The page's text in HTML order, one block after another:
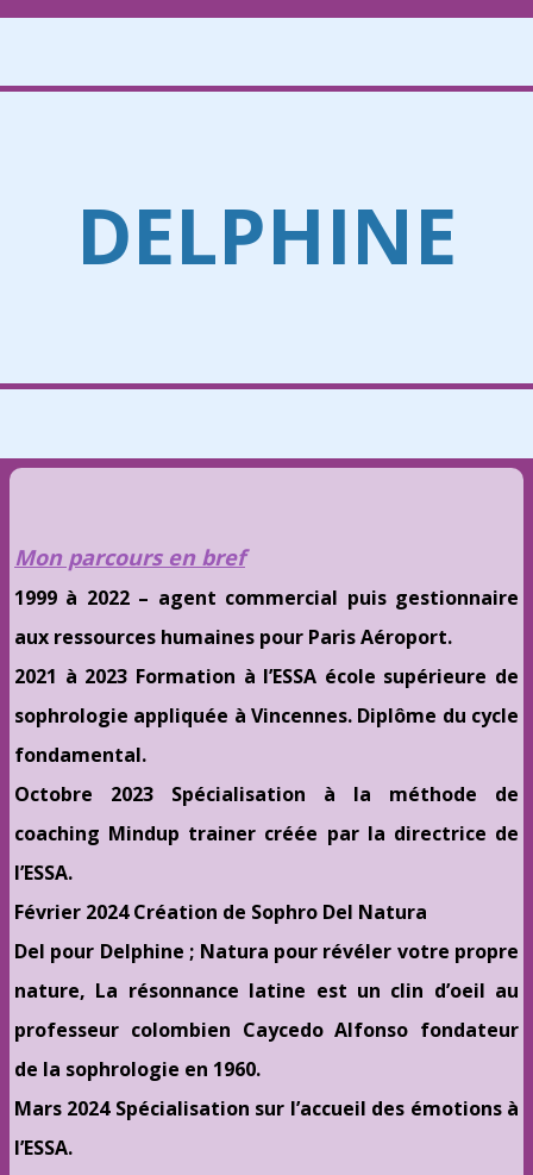
DELPHINE
Mon parcours en bref
1999 à 2022 – agent commercial puis gestionnaire
aux ressources humaines pour Paris Aéroport.
2021 à 2023 Formation à l’ESSA école supérieure de
sophrologie appliquée à Vincennes. Diplôme du cycle
fondamental.
Octobre 2023 Spécialisation à la méthode de
coaching Mindup trainer créée par la directrice de
l’ESSA.
Février 2024 Création de Sophro Del Natura
Del pour Delphine ; Natura pour révéler votre propre
nature, La résonnance latine est un clin d’oeil au
professeur colombien Caycedo Alfonso fondateur
de la sophrologie en 1960.
Mars 2024 Spécialisation sur l’accueil des émotions à
l’ESSA.